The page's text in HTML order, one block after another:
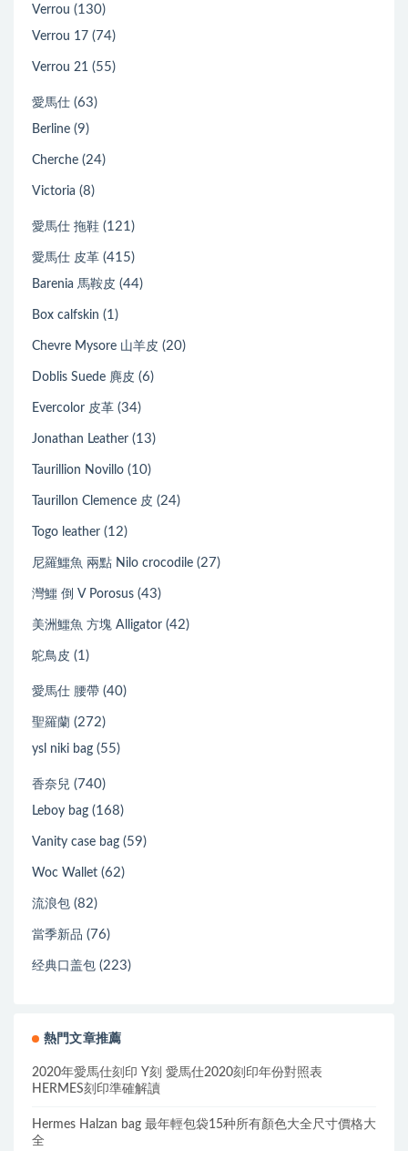
Verrou (130)
Verrou 17 (74)
Verrou 21 (55)
愛馬仕 (63)
Berline (9)
Cherche (24)
Victoria (8)
愛馬仕 拖鞋 (121)
愛馬仕 皮革 (415)
Barenia 馬鞍皮 (44)
Box calfskin (1)
Chevre Mysore 山羊皮 (20)
Doblis Suede 麂皮 (6)
Evercolor 皮革 (34)
Jonathan Leather (13)
Taurillion Novillo (10)
Taurillon Clemence 皮 (24)
Togo leather (12)
尼羅鱷魚 兩點 Nilo crocodile (27)
灣鱷 倒 V Porosus (43)
美洲鱷魚 方塊 Alligator (42)
鴕鳥皮 (1)
愛馬仕 腰帶 (40)
聖羅蘭 (272)
ysl niki bag (55)
香奈兒 (740)
Leboy bag (168)
Vanity case bag (59)
Woc Wallet (62)
流浪包 (82)
當季新品 (76)
经典口盖包 (223)
熱門文章推薦
2020年愛馬仕刻印 Y刻 愛馬仕2020刻印年份對照表
HERMES刻印準確解讀
Hermes Halzan bag 最年輕包袋15种所有顏色大全尺寸價格大
全